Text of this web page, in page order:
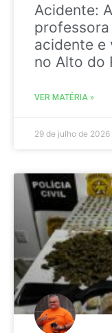
Acidente:
acidente e
no Alto do
VER MATÉRIA »
29 de julho de 2026